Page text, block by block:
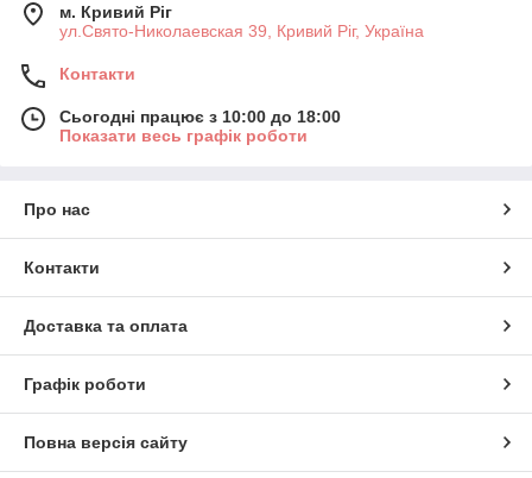
м. Кривий Ріг
ул.Свято-Николаевская 39, Кривий Ріг, Україна
Контакти
Сьогодні працює з 10:00 до 18:00
Показати весь графік роботи
Про нас
Контакти
Доставка та оплата
Графік роботи
Повна версія сайту